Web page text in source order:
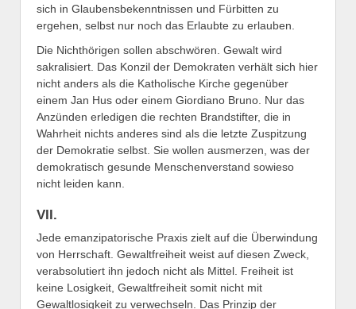
sich in Glaubensbekenntnissen und Fürbitten zu
ergehen, selbst nur noch das Erlaubte zu erlauben.
Die Nichthörigen sollen abschwören. Gewalt wird
sakralisiert. Das Konzil der Demokraten verhält sich hier
nicht anders als die Katholische Kirche gegenüber
einem Jan Hus oder einem Giordiano Bruno. Nur das
Anzünden erledigen die rechten Brandstifter, die in
Wahrheit nichts anderes sind als die letzte Zuspitzung
der Demokratie selbst. Sie wollen ausmerzen, was der
demokratisch gesunde Menschenverstand sowieso
nicht leiden kann.
VII.
Jede emanzipatorische Praxis zielt auf die Überwindung
von Herrschaft. Gewaltfreiheit weist auf diesen Zweck,
verabsolutiert ihn jedoch nicht als Mittel. Freiheit ist
keine Losigkeit, Gewaltfreiheit somit nicht mit
Gewaltlosigkeit zu verwechseln. Das Prinzip der